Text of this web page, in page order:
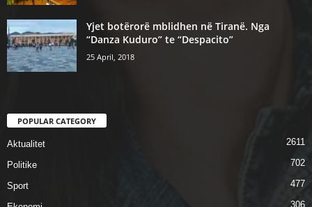
Yjet botërorë mblidhen në Tiranë. Nga
“Danza Kuduro” te “Despacito”
25 April, 2018
POPULAR CATEGORY
Aktualitet 2611
Politike 702
Sport 477
306